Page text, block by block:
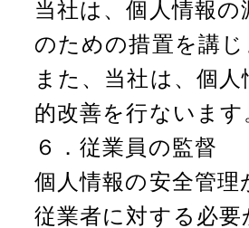
当社は、個人情報
のための措置を講じ
また、当社は、個
的改善を行ないます
６．従業員の監督
個人情報の安全管
従業者に対する必